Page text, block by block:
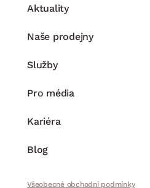
Aktuality
Naše prodejny
Služby
Pro média
Kariéra
Blog
Všeobecné obchodní podmínky